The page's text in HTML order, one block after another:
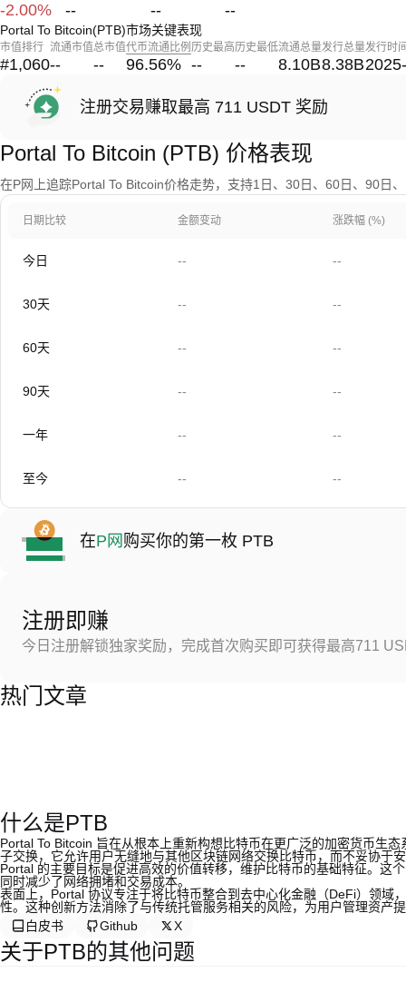
-2.00% -- -- --
Portal To Bitcoin(PTB)市场关键表现
市值排行
#1,060
流通市值
--
总市值
--
代币流通比例
96.56%
历史最高
--
历史最低
--
流通总量
8.10B
发行总量
8.38B
发行时
注册交易赚取最高 711 USDT 奖励
Portal To Bitcoin (PTB) 价格表现
在P网上追踪Portal To Bitcoin价格走势，支持1日、30日、60日、90日
日期比较 金额变动 涨跌幅 (%)
今日 -- --
30天 -- --
60天 -- --
90天 -- --
一年 -- --
至今 -- --
在P网 购买你的第一枚 PTB
注册即赚
今日注册解锁独家奖励，完成首次购买即可获得最高711
热门文章
什么是PTB
Portal To Bitcoin 旨在从根本上重新构想比特币在更广泛的加密货币生
子交换，它允许用户无缝地与其他区块链网络交换比特币，而不妥协于
Portal 的主要目标是促进高效的价值转移，维护比特币的基础特征。这
同时减少了网络拥堵和交易成本。
表面上，Portal 协议专注于将比特币整合到去中心化金融（DeFi）领域
性。这种创新方法消除了与传统托管服务相关的风险，为用户管理资产
白皮书
Github X
关于PTB的其他问题